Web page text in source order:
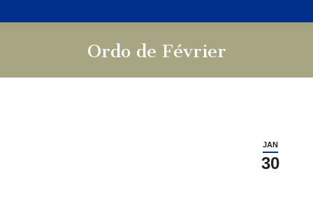
Ordo de Février
JAN
30